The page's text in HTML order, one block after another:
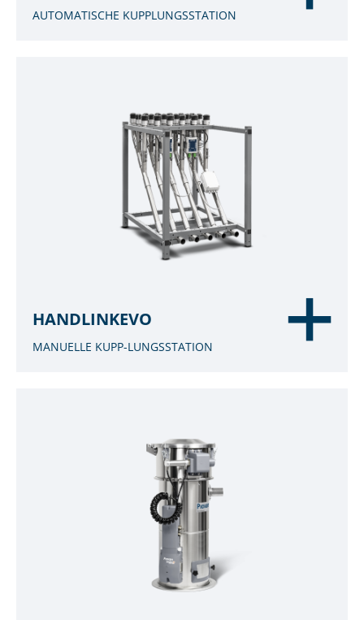
AUTOMATISCHE KUPPLUNGSSTATION
HANDLINKEVO
MANUELLE KUPP-LUNGSSTATION